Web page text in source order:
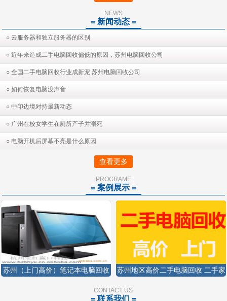
NEWS
= 新闻动态 =
○ 云服务器和独立服务器的区别
○ 近年来造成二手电脑回收偏低的原因，苏州电脑回收公司
○ 全国二手电脑回收行业成新宠 苏州电脑回收公司
○ 如何恢复电脑没声音
○ 中印边境对持最新动态
○ 广州在校女学生在厕所产子并溺死
○ 电脑开机后屏幕不亮是什么原因
查看更多
PROGRAME
= 案例展示 =
苏州（上门高价）笔记本电脑回收
苏州地区高价二手电脑回收 二手家
CONTACT US
= 联系我们 =